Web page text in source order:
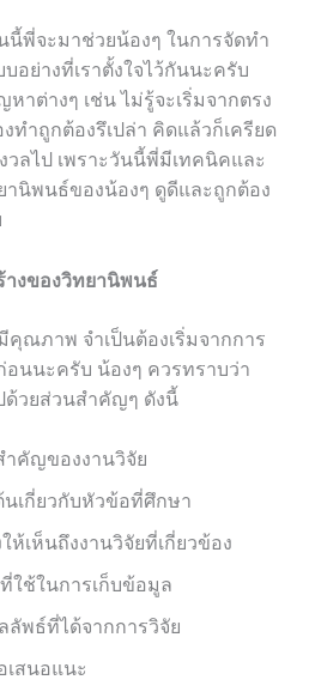
พี่จะมาช่วยน้องๆ ในการจัดทำ
ย่างที่เราตั้งใจไว้กันนะครับ
าต่างๆ เช่น ไม่รู้จะเริ่มจากตรง
ทำถูกต้องรึเปล่า คิดแล้วก็เครียด
ลไป เพราะวันนี้พี่มีเทคนิคและ
านิพนธ์ของน้องๆ ดูดีและถูกต้อง
างของวิทยานิพนธ์
ณภาพ จำเป็นต้องเริ่มจากการ
อนนะครับ น้องๆ ควรทราบว่า
ด้วยส่วนสำคัญๆ ดังนี้
ำคัญของงานวิจัย
นเกี่ยวกับหัวข้อที่ศึกษา
ห้เห็นถึงงานวิจัยที่เกี่ยวข้อง
ใช้ในการเก็บข้อมูล
ลัพธ์ที่ได้จากการวิจัย
เสนอแนะ